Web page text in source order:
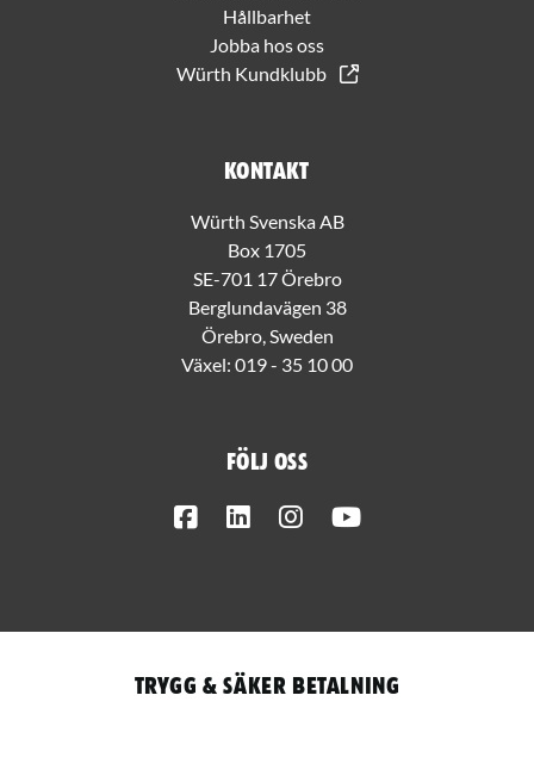
Hållbarhet
Jobba hos oss
Würth Kundklubb
Kontakt
Würth Svenska AB
Box 1705
SE-701 17 Örebro
Berglundavägen 38
Örebro, Sweden
Växel: 019 - 35 10 00
Följ oss
FacebookLinkedInInstagram
Trygg & säker betalning